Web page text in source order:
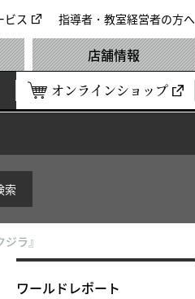
ビス 指導者・教室経営者の方へ
オンラインショップ
店舗情報
ラ』
ワールドレポート